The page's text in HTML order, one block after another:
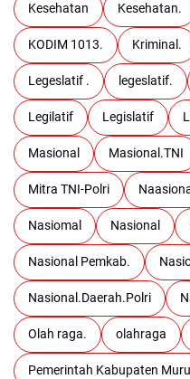
Kesehatan Kesehatan.
KODIM 1013. Kriminal.
Legeslatif . legeslatif.
Legilatif Legislatif
Masional Masional.TNI
Mitra TNI-Polri
Nasiomal Nasional
Nasional Pemkab.
Nasional.Daerah.Polri
Olah raga. olahraga
Pemerintah Kabupaten